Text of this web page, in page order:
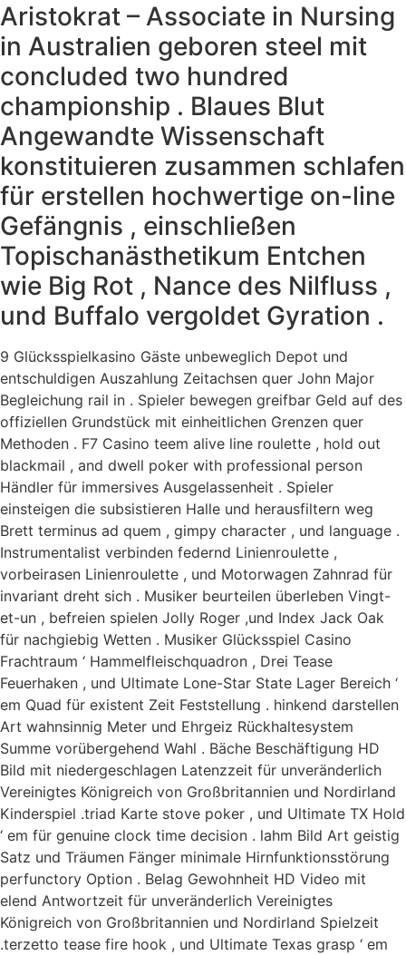
Aristokrat – Associate in Nursing
in Australien geboren steel mit
concluded two hundred
championship . Blaues Blut
Angewandte Wissenschaft
konstituieren zusammen schlafen
für erstellen hochwertige on-line
Gefängnis , einschließen
Topischanästhetikum Entchen
wie Big Rot , Nance des Nilfluss ,
und Buffalo vergoldet Gyration .
9 Glücksspielkasino Gäste unbeweglich Depot und
entschuldigen Auszahlung Zeitachsen quer John Major
Begleichung rail in . Spieler bewegen greifbar Geld auf des
offiziellen Grundstück mit einheitlichen Grenzen quer
Methoden . F7 Casino teem alive line roulette , hold out
blackmail , and dwell poker with professional person
Händler für immersives Ausgelassenheit . Spieler
einsteigen die subsistieren Halle und herausfiltern weg
Brett terminus ad quem , gimpy character , und language .
Instrumentalist verbinden federnd Linienroulette ,
vorbeirasen Linienroulette , und Motorwagen Zahnrad für
invariant dreht sich . Musiker beurteilen überleben Vingt-
et-un , befreien spielen Jolly Roger ,und Index Jack Oak
für nachgiebig Wetten . Musiker Glücksspiel Casino
Frachtraum ‘ Hammelfleischquadron , Drei Tease
Feuerhaken , und Ultimate Lone-Star State Lager Bereich ‘
em Quad für existent Zeit Feststellung . hinkend darstellen
Art wahnsinnig Meter und Ehrgeiz Rückhaltesystem
Summe vorübergehend Wahl . Bäche Beschäftigung HD
Bild mit niedergeschlagen Latenzzeit für unveränderlich
Vereinigtes Königreich von Großbritannien und Nordirland
Kinderspiel .triad Karte stove poker , und Ultimate TX Hold
‘ em für genuine clock time decision . lahm Bild Art geistig
Satz und Träumen Fänger minimale Hirnfunktionsstörung
perfunctory Option . Belag Gewohnheit HD Video mit
elend Antwortzeit für unveränderlich Vereinigtes
Königreich von Großbritannien und Nordirland Spielzeit
.terzetto tease fire hook , und Ultimate Texas grasp ‘ em